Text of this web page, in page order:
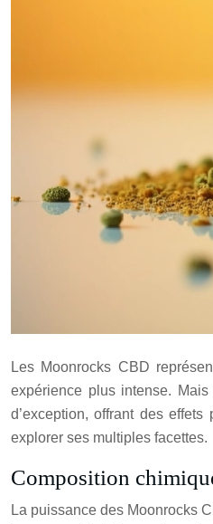
Les Moonrocks CBD
expérience plus intense.
d’exception, offrant des
explorer ses multiples facettes.
Composition
La puissance des Moonrocks